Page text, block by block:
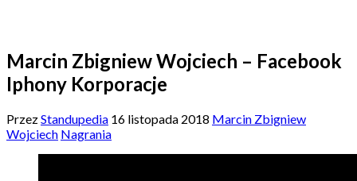
Marcin Zbigniew Wojciech – Facebook
Iphony Korporacje
PrzezStandupedia 16 listopada 2018 Marcin Zbigniew
Wojciech Nagrania